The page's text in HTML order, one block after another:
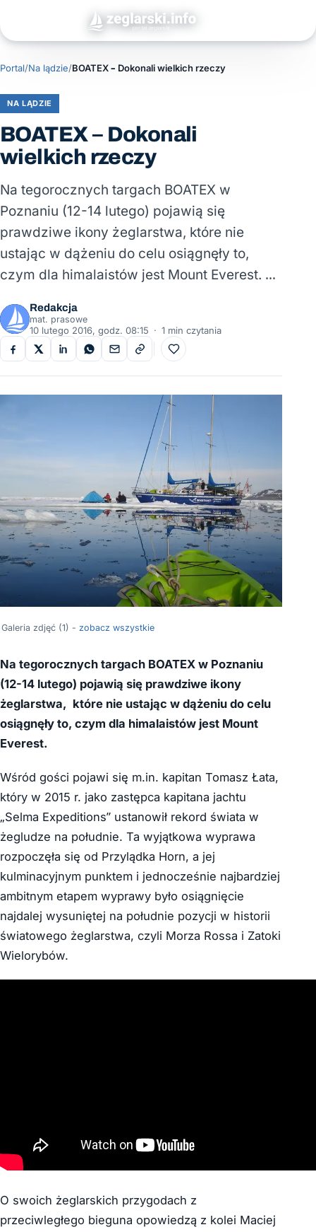
Portal/Na lądzie/BOATEX – Dokonali wielkich rzeczy
NA LĄDZIE
BOATEX – Dokonali
wielkich rzeczy
Na tegorocznych targach BOATEX w
Poznaniu (12-14 lutego) pojawią się
prawdziwe ikony żeglarstwa, które nie
ustając w dążeniu do celu osiągnęły to,
czym dla himalaistów jest Mount Everest. …
Redakcja
mat. prasowe
10 lutego 2016, godz. 08:15 · 1 min czytania
Do ulubionych
Galeria zdjęć (1) - zobacz wszystkie
Na tegorocznych targach BOATEX w Poznaniu
(12-14 lutego) pojawią się prawdziwe ikony
żeglarstwa, które nie ustając w dążeniu do celu
osiągnęły to, czym dla himalaistów jest Mount
Everest.
Wśród gości pojawi się m.in. kapitan Tomasz Łata,
który w 2015 r. jako zastępca kapitana jachtu
„Selma Expeditions” ustanowił rekord świata w
żegludze na południe. Ta wyjątkowa wyprawa
rozpoczęła się od Przylądka Horn, a jej
kulminacyjnym punktem i jednocześnie najbardziej
ambitnym etapem wyprawy było osiągnięcie
najdalej wysuniętej na południe pozycji w historii
światowego żeglarstwa, czyli Morza Rossa i Zatoki
Wielorybów.
O swoich żeglarskich przygodach z
przeciwległego bieguna opowiedzą z kolei Maciej